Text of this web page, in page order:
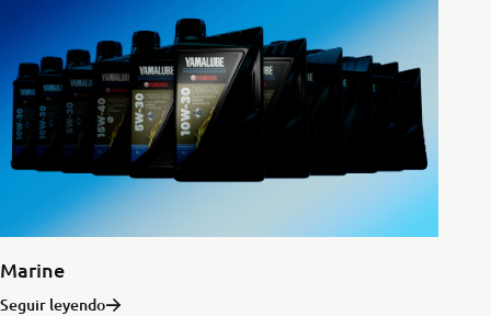
Marine
Seguir leyendo